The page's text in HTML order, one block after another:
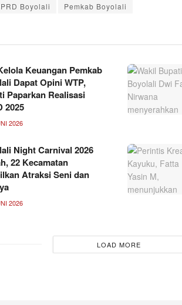
Boyolali Pemkab Boyolali
Keuangan Pemkab
Dapat Opini WTP,
Paparkan Realisasi
2025
2026
Night Carnival 2026
22 Kecamatan
Atraksi Seni dan
2026
LOAD MORE